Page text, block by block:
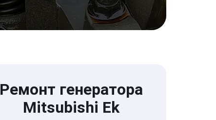
Ремонт генератора
Mitsubishi Ek